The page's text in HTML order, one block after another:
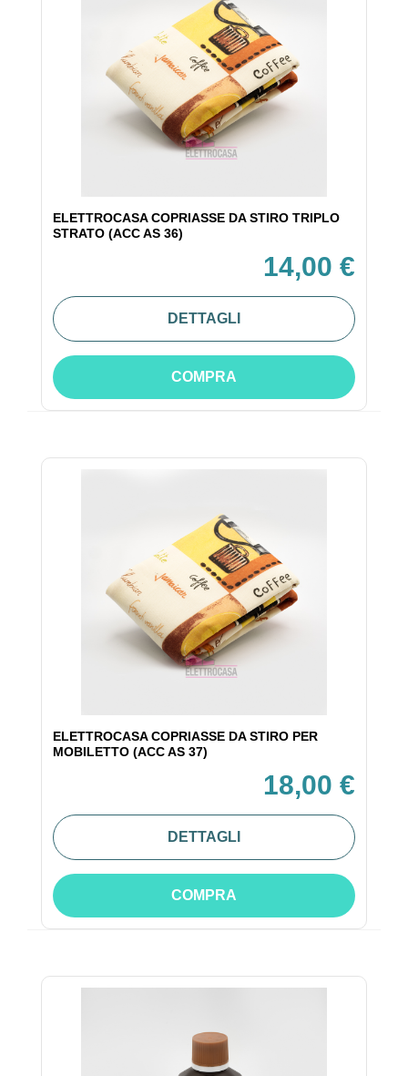
ELETTROCASA COPRIASSE DA STIRO TRIPLO
STRATO (ACC AS 36)
14,00 €
DETTAGLI
COMPRA
ELETTROCASA COPRIASSE DA STIRO PER
MOBILETTO (ACC AS 37)
18,00 €
DETTAGLI
COMPRA